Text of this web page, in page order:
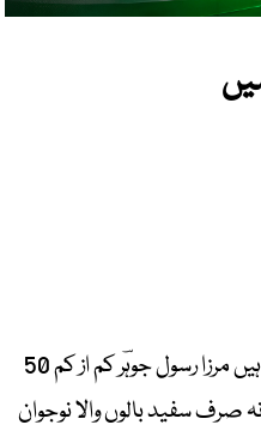
ہم سب دوست اس بات پر متفق ہیں مرزا رسول جوہؔر کم از کم 50
صرف سفید بالوں والا نوجوان